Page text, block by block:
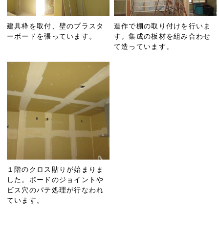
建具枠を取付、壁のプラスタ
ーボードを張っています。
造作で棚の取り付けを行いま
す。集成の板材を組み合わせ
て造っています。
１階のクロス貼りが始まりま
した。ボードのジョイントや
ビス穴のパテ処理が行なわれ
ています。